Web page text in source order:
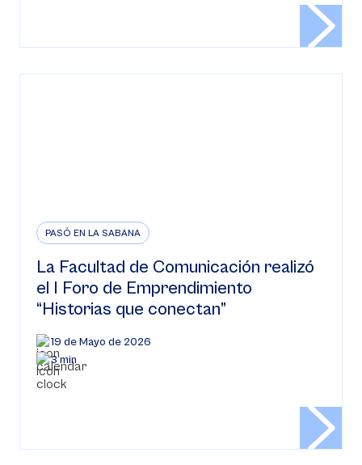
PASÓ EN LA SABANA
La Facultad de Comunicación realizó
el I Foro de Emprendimiento
“Historias que conectan”
19 de Mayo de 2026
3 min